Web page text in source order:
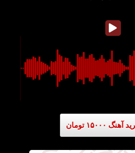
۱۵۰۰۰ تومان